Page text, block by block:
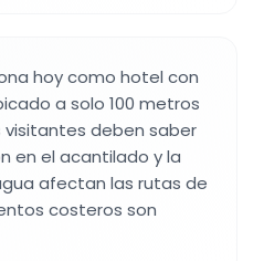
hoy como hotel con
a solo 100 metros
visitantes deben saber
en el acantilado y la
afectan las rutas de
costeros son